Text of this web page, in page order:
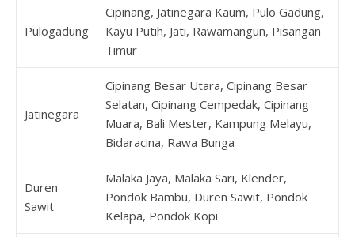
Pulogadung
Cipinang, Jatinegara Kaum, Pulo Gadung,
Kayu Putih, Jati, Rawamangun, Pisangan
Timur
Jatinegara
Cipinang Besar Utara, Cipinang Besar
Selatan, Cipinang Cempedak, Cipinang
Muara, Bali Mester, Kampung Melayu,
Bidaracina, Rawa Bunga
Duren
Sawit
Malaka Jaya, Malaka Sari, Klender,
Pondok Bambu, Duren Sawit, Pondok
Kelapa, Pondok Kopi